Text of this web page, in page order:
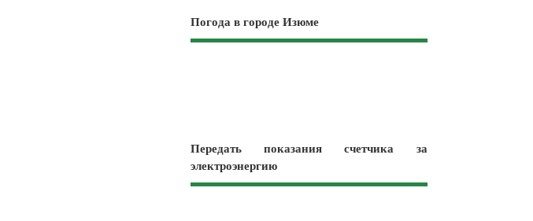
Погода в городе Изюме
Передать показания счетчика за
электроэнергию